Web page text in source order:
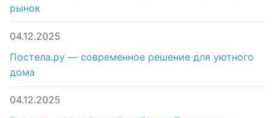
рынок
04.12.2025
Постела.ру — современное решение для уютного
дома
04.12.2025